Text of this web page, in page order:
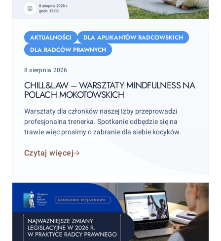
warsztaty
Polach
Mokotowskich
AKTUALNOŚCI
DLA APLIKANTÓW RADCOWSKICH
DLA RADCÓW PRAWNYCH
Posted
8 sierpnia 2026
CHILL&LAW – WARSZTATY MINDFULNESS NA
POLACH MOKOTOWSKICH
Warsztaty dla członków naszej Izby przeprowadzi
profesjonalna trenerka. Spotkanie odbędzie się na
trawie więc prosimy o zabranie dla siebie kocyków.
Czytaj więcej